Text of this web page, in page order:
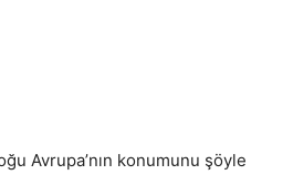
Avrupa’nın konumunu şöyle